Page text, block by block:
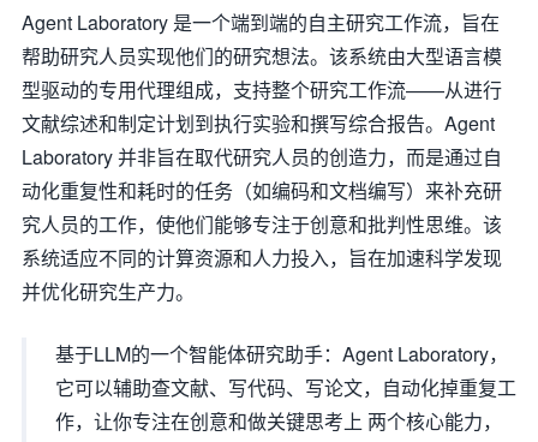
Agent Laboratory 是一个端到端的自主研究工作流，旨在
帮助研究人员实现他们的研究想法。该系统由大型语言模
型驱动的专用代理组成，支持整个研究工作流——从进行
文献综述和制定计划到执行实验和撰写综合报告。Agent
Laboratory 并非旨在取代研究人员的创造力，而是通过自
动化重复性和耗时的任务（如编码和文档编写）来补充研
究人员的工作，使他们能够专注于创意和批判性思维。该
系统适应不同的计算资源和人力投入，旨在加速科学发现
并优化研究生产力。
基于LLM的一个智能体研究助手：Agent Laboratory，
它可以辅助查文献、写代码、写论文，自动化掉重复工
作，让你专注在创意和做关键思考上 两个核心能力，